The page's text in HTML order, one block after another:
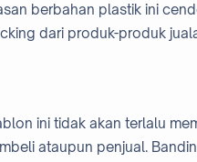
berbahan plastik ini
dari produk-produk
ini tidak akan terlalu
ataupun penjual.